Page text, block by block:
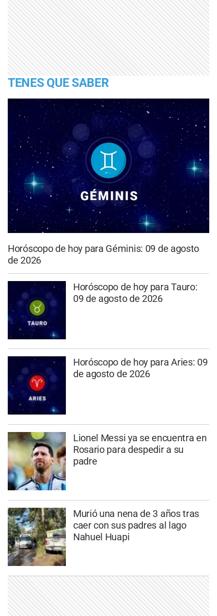
TENES QUE SABER
Horóscopo de hoy para Géminis: 09 de agosto
de 2026
Horóscopo de hoy para Tauro:
09 de agosto de 2026
Horóscopo de hoy para Aries: 09
de agosto de 2026
Lionel Messi ya se encuentra en
Rosario para despedir a su
padre
Murió una nena de 3 años tras
caer con sus padres al lago
Nahuel Huapi